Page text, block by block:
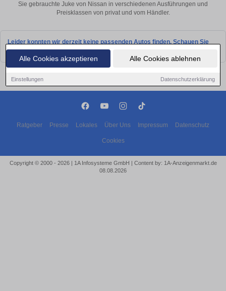
Alle Cookies akzeptieren Alle Cookies ablehnen
Einstellungen Datenschutzerklärung
Sie gebrauchte Juke von Nissan in verschiedenen Ausführungen und
Preisklassen von privat und vom Händler.
Leider konnten wir derzeit keine passenden Autos finden. Schauen Sie
bald wieder vorbei!
Ratgeber Presse Lokales Über Uns Impressum Datenschutz
Cookies
Copyright © 2000 - 2026 | 1A Infosysteme GmbH | Content by: 1A-Anzeigenmarkt.de
08.08.2026